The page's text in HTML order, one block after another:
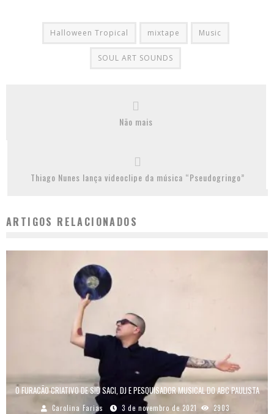
Halloween Tropical mixtape Music
SOUL ART SOUNDS
Não mais
Thiago Nunes lança videoclipe da música “Pseudogringo”
ARTIGOS RELACIONADOS
O FURACÃO CRIATIVO DE SID SACI, DJ E PESQUISADOR MUSICAL DO ABC PAULISTA
Carolina Farias 3 de novembro de 2021 2903